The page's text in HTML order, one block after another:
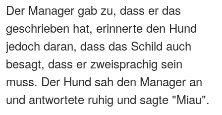
Der Manager gab zu, dass er das
geschrieben hat, erinnerte den Hund
jedoch daran, dass das Schild auch
besagt, dass er zweisprachig sein
muss. Der Hund sah den Manager an
und antwortete ruhig und sagte "Miau".